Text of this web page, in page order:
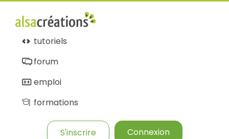
tutoriels
forum
emploi
formations
S'inscrire Connexion